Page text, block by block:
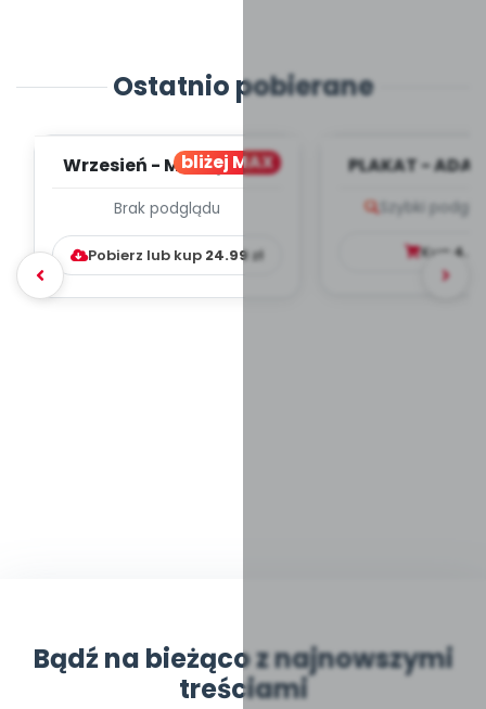
Ostatnio pobierane
bliżej MAX
Wrzesień - MIESIĘCZNY
WYCHOWAWCZO –
DYDAKTYC...
Brak podglądu
Pobierz lub kup 24.99zł
PLAKAT -
Szybki
Kup
Bądź na bieżąco z najnowszymi
treściami